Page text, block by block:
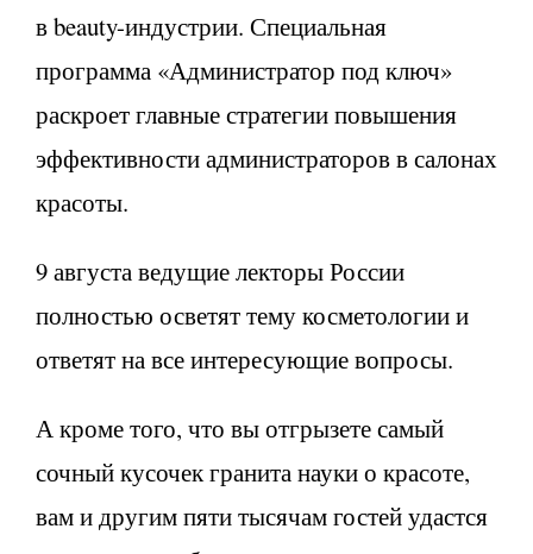
в beauty-индустрии. Специальная
программа «Администратор под ключ»
раскроет главные стратегии повышения
эффективности администраторов в салонах
красоты.
9 августа ведущие лекторы России
полностью осветят тему косметологии и
ответят на все интересующие вопросы.
А кроме того, что вы отгрызете самый
сочный кусочек гранита науки о красоте,
вам и другим пяти тысячам гостей удастся